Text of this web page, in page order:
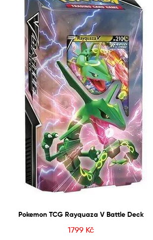
Pokemon TCG Rayquaza V Battle Deck
1799 Kč